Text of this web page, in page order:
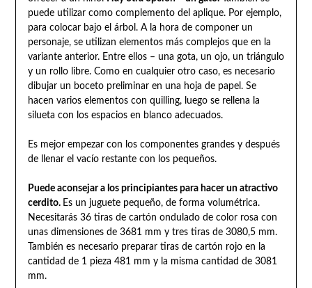
puede utilizar como complemento del aplique. Por ejemplo,
para colocar bajo el árbol. A la hora de componer un
personaje, se utilizan elementos más complejos que en la
variante anterior. Entre ellos – una gota, un ojo, un triángulo
y un rollo libre. Como en cualquier otro caso, es necesario
dibujar un boceto preliminar en una hoja de papel. Se
hacen varios elementos con quilling, luego se rellena la
silueta con los espacios en blanco adecuados.
Es mejor empezar con los componentes grandes y después
de llenar el vacío restante con los pequeños.
Puede aconsejar a los principiantes para hacer un atractivo
cerdito. Es un juguete pequeño, de forma volumétrica.
Necesitarás 36 tiras de cartón ondulado de color rosa con
unas dimensiones de 3681 mm y tres tiras de 3080,5 mm.
También es necesario preparar tiras de cartón rojo en la
cantidad de 1 pieza 481 mm y la misma cantidad de 3081
mm.